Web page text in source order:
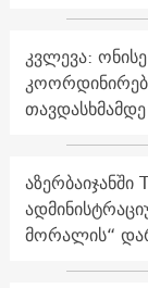
კვლევა:
მორალის“